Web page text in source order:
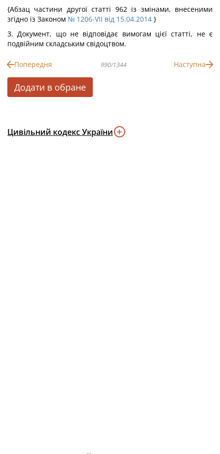
{Абзац частини другої статті 962 із змінами, внесеними
згідно із Законом № 1206-VII від 15.04.2014 }
3. Документ, що не відповідає вимогам цієї статті, не є
подвійним складським свідоцтвом.
Попередня 990/1344 Наступна
Додати в обране
Цивільний кодекс України